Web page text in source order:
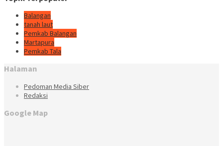
Balangan
tanah laut
Pemkab Balangan
Martapura
Pemkab Tala
Halaman
Pedoman Media Siber
Redaksi
Google Map